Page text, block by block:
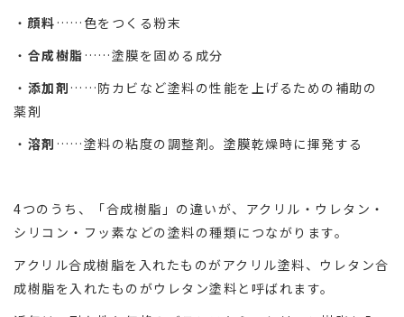
・ 顔料 ……色をつくる粉末
・ 合成樹脂 ……塗膜を固める成分
・ 添加剤 ……防カビなど塗料の性能を上げるための補助の
薬剤
・ 溶剤 ……塗料の粘度の調整剤。塗膜乾燥時に揮発する
4つのうち、「合成樹脂」の違いが、アクリル・ウレタン・
シリコン・フッ素などの塗料の種類につながります。
アクリル合成樹脂を入れたものがアクリル塗料、ウレタン合
成樹脂を入れたものがウレタン塗料と呼ばれます。